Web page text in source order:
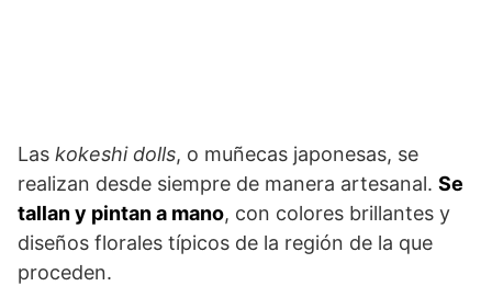
Las kokeshi dolls, o muñecas japonesas, se
realizan desde siempre de manera artesanal. Se
tallan y pintan a mano, con colores brillantes y
diseños florales típicos de la región de la que
proceden.